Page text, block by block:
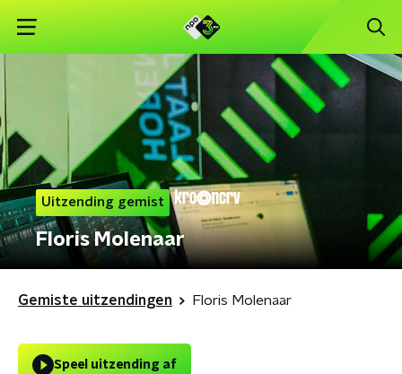
Uitzending gemist
Floris Molenaar
Gemiste uitzendingen Floris Molenaar
Speel uitzending af